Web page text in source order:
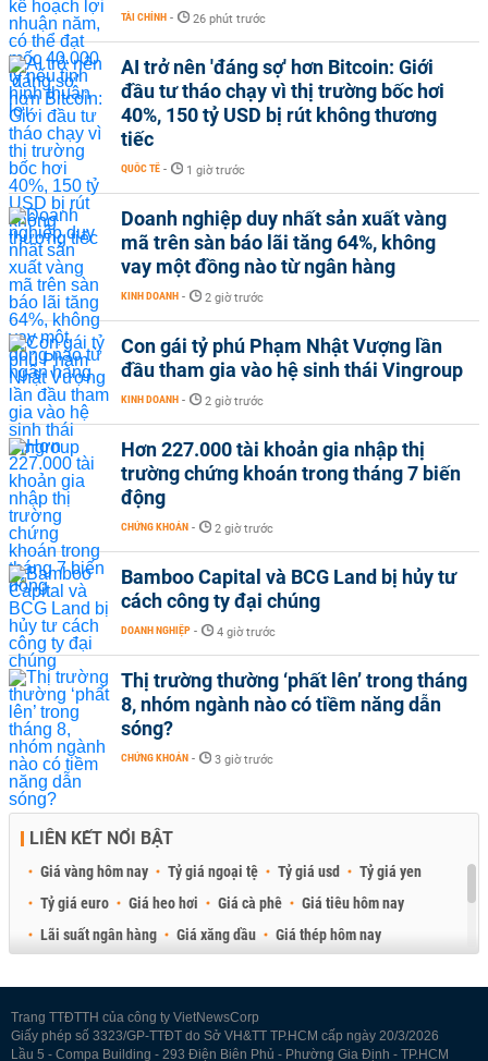
TÀI CHÍNH - 26 phút trước
AI trở nên 'đáng sợ' hơn Bitcoin: Giới
đầu tư tháo chạy vì thị trường bốc hơi
40%, 150 tỷ USD bị rút không thương
tiếc
QUỐC TẾ - 1 giờ trước
Doanh nghiệp duy nhất sản xuất vàng
mã trên sàn báo lãi tăng 64%, không
vay một đồng nào từ ngân hàng
KINH DOANH - 2 giờ trước
Con gái tỷ phú Phạm Nhật Vượng lần
đầu tham gia vào hệ sinh thái Vingroup
KINH DOANH - 2 giờ trước
Hơn 227.000 tài khoản gia nhập thị
trường chứng khoán trong tháng 7 biến
động
CHỨNG KHOÁN - 2 giờ trước
Bamboo Capital và BCG Land bị hủy tư
cách công ty đại chúng
DOANH NGHIỆP - 4 giờ trước
Thị trường thường ‘phất lên’ trong tháng
8, nhóm ngành nào có tiềm năng dẫn
sóng?
CHỨNG KHOÁN - 3 giờ trước
LIÊN KẾT NỔI BẬT
Giá vàng hôm nay Tỷ giá ngoại tệ Tỷ giá usd
Tỷ giá yen
Tỷ giá euro
Giá heo hơi Giá cà phê
Giá tiêu hôm nay
Lãi suất ngân hàng
Giá xăng dầu
Giá thép hôm nay
Trang TTĐTTH của công ty VietNewsCorp
Giấy phép số 3323/GP-TTĐT do Sở VH&TT TP.HCM cấp ngày 20/3/2026
Lầu 5 - Compa Building - 293 Điện Biên Phủ - Phường Gia Định - TP.HCM